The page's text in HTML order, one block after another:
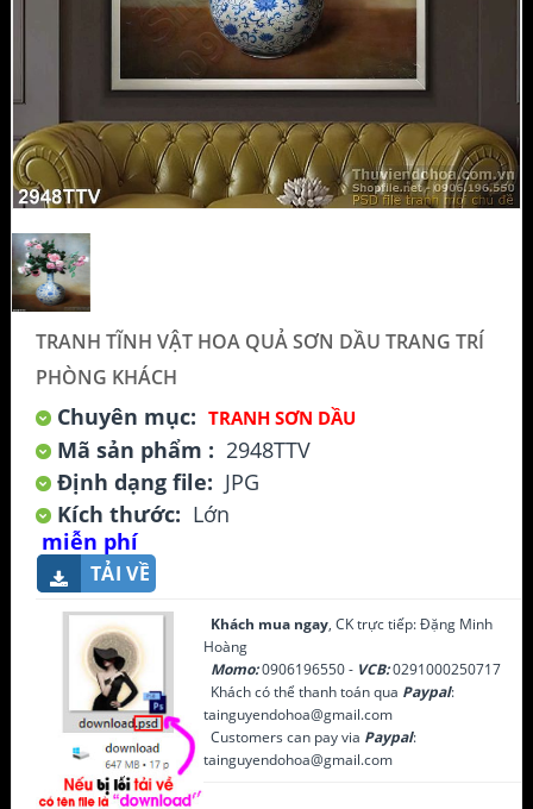
TRANH TĨNH VẬT HOA QUẢ SƠN DẦU TRANG TRÍ
PHÒNG KHÁCH
Chuyên mục: TRANH SƠN DẦU
Mã sản phẩm : 2948TTV
Định dạng file: JPG
Kích thước: Lớn
miễn phí
TẢI VỀ
Khách mua ngay, CK trực tiếp: Đặng Minh
Hoàng
Momo:0906196550 - VCB:0291000250717
Khách có thể thanh toán qua Paypal:
tainguyendohoa@gmail.com
Customers can pay via Paypal:
tainguyendohoa@gmail.com